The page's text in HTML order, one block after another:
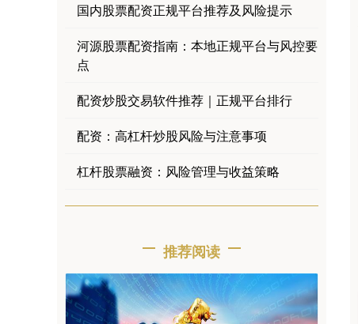
国内股票配资正规平台推荐及风险提示
河源股票配资指南：本地正规平台与风控要
点
配资炒股交易软件推荐｜正规平台排行
配资：高杠杆炒股风险与注意事项
杠杆股票融资：风险管理与收益策略
推荐阅读